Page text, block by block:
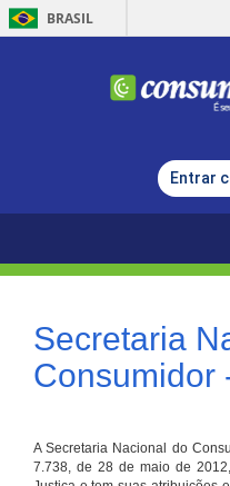
BRASIL
Entrar
Secretaria
Consumidor
A Secretaria Nacional do
7.738, de 28 de maio de